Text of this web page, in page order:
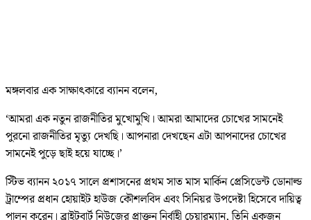
মঙ্গলবার এক সাক্ষাৎকারে ব্যানন বলেন,
‘আমরা এক নতুন রাজনীতির মুখোমুখি। আমরা আমাদের চোখের সামনেই
পুরনো রাজনীতির মৃত্যু দেখছি। আপনারা দেখছেন এটা আপনাদের চোখের
সামনেই পুড়ে ছাই হয়ে যাচ্ছে।’
স্টিভ ব্যানন ২০১৭ সালে প্রশাসনের প্রথম সাত মাস মার্কিন প্রেসিডেন্ট ডোনাল্ড
ট্রাম্পের প্রধান হোয়াইট হাউজ কৌশলবিদ এবং সিনিয়র উপদেষ্টা হিসেবে দায়িত্ব